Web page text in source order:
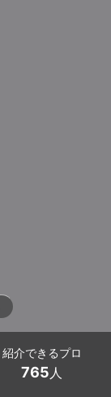
紹介できるプロ
765人